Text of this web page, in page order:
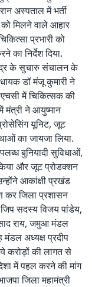
अस्पताल में भर्ती
को मिलने वाले आहार
प्रभारी को
का निर्देश दिया.
के सुचारु संचालन के
डॉ मंजू कुमारी ने
में चिकित्सक की
मंत्री ने आयुष्मान
यूनिट, जूट
का जायजा लिया.
बुनियादी सुविधाओं,
और जूट प्रोडक्शन
आकांक्षी प्रखंड
कर जिला प्रशासन
जिप सदस्य विजय पांडेय,
राय, जमुआ मंडल
मंडल अध्यक्ष प्रदीप
करोड़ों की लागत से
में पहल करने की मांग
जिला महामंत्री